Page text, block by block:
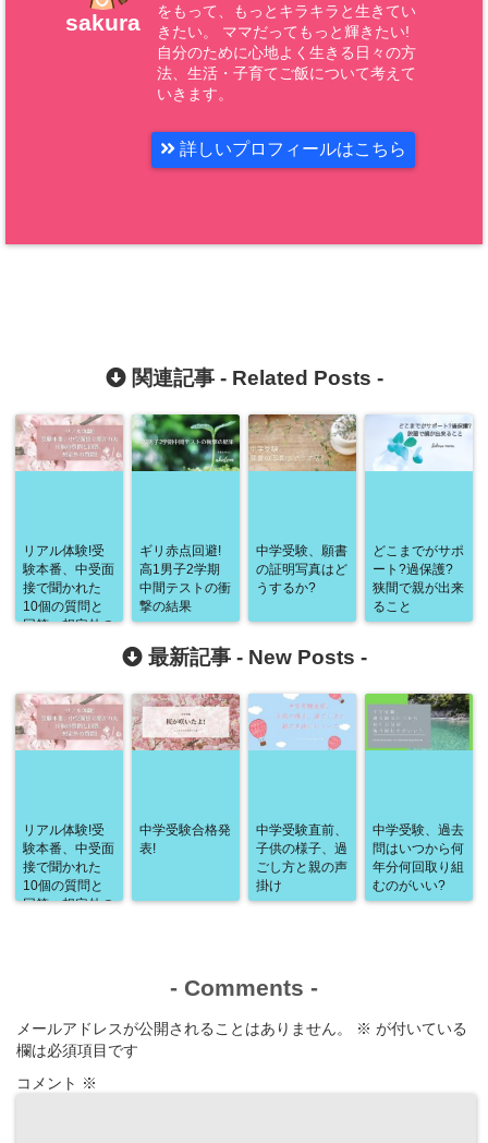
sakura
をもって、もっとキラキラと生きてい
きたい。 ママだってもっと輝きたい!
自分のために心地よく生きる日々の方
法、生活・子育てご飯について考えて
いきます。
詳しいプロフィールはこちら
関連記事 - Related Posts -
リアル体験!受
験本番、中受面
接で聞かれた
10個の質問と
回答、想定外の
ギリ赤点回避!
高1男子2学期
中間テストの衝
撃の結果
中学受験、願書
の証明写真はど
うするか?
どこまでがサポ
ート?過保護?
狭間で親が出来
ること
最新記事 - New Posts -
リアル体験!受
験本番、中受面
接で聞かれた
10個の質問と
回答、想定外の
中学受験合格発
表!
中学受験直前、
子供の様子、過
ごし方と親の声
掛け
中学受験、過去
問はいつから何
年分何回取り組
むのがいい?
- Comments -
メールアドレスが公開されることはありません。 ※ が付いている
欄は必須項目です
コメント ※